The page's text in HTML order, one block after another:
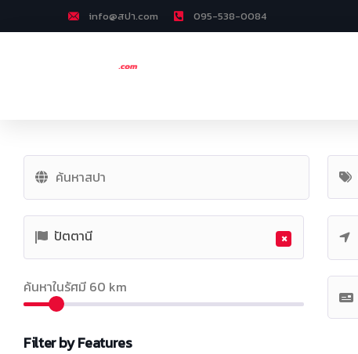
info@สปา.com 095-538-0084
×
ปัตตานี
ค้นหาในรัศมี 60 km
Filter by Features